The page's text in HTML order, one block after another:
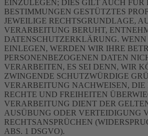
EINZULEGEN; DIES GILT AUCH FÜR
BESTIMMUNGEN GESTÜTZTES
JEWEILIGE RECHTSGRUNDLAGE,
VERARBEITUNG BERUHT,
DATENSCHUTZERKLÄRUNG. WENN
EINLEGEN, WERDEN WIR IHRE
PERSONENBEZOGENEN DATEN
VERARBEITEN, ES SEI DENN, WIR
ZWINGENDE SCHUTZWÜRDIGE
VERARBEITUNG NACHWEISEN, DIE
RECHTE UND FREIHEITEN
VERARBEITUNG DIENT DER
AUSÜBUNG ODER VERTEIDIGUNG
RECHTSANSPRÜCHEN
ABS. 1 DSGVO).